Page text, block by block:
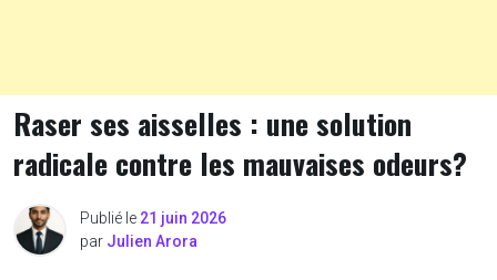
Raser ses aisselles : une solution
radicale contre les mauvaises odeurs?
Publié le 21 juin 2026
par Julien Arora